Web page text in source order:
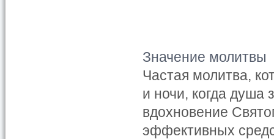
Значение молитвы
Частая молитва,
и ночи, когда душа
вдохновение
эффективных